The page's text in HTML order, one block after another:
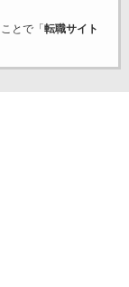
とで「 転職サイト